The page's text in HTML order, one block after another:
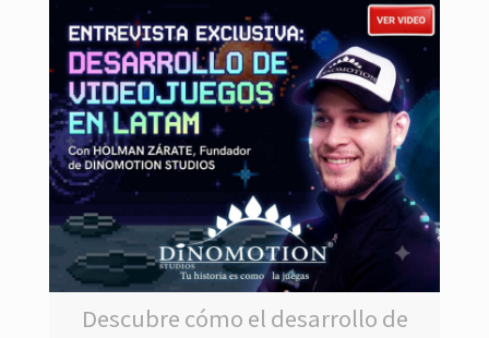
Descubre cómo el desarrollo de